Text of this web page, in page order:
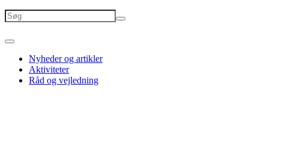
Nyheder og artikler
Aktiviteter
Råd og vejledning